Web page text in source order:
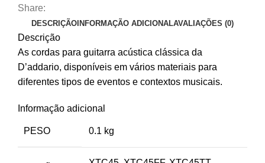
Share:
DESCRIÇÃOINFORMAÇÃO ADICIONALAVALIAÇÕES (0)
Descrição
As cordas para guitarra acústica clássica da
D’addario, disponíveis em vários materiais para
diferentes tipos de eventos e contextos musicais.
Informação adicional
PESO 0.1 kg